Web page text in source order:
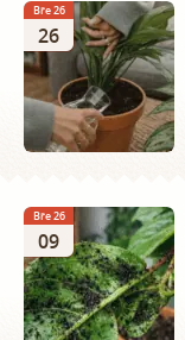
Bře 26
26
Bře 26
09